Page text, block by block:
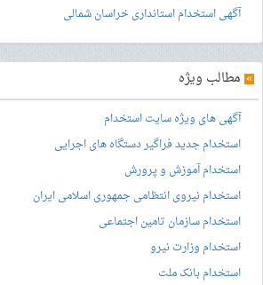
آگهی استخدام استانداری خراسان شمالی
» مطالب ویژه
آگهی های ویژه سایت استخدام
استخدام جدید فراگیر دستگاه های اجرایی
استخدام آموزش و پرورش
استخدام نیروی انتظامی جمهوری اسلامی ایران
استخدام سازمان تامین اجتماعی
استخدام وزارت نیرو
استخدام بانک ملت